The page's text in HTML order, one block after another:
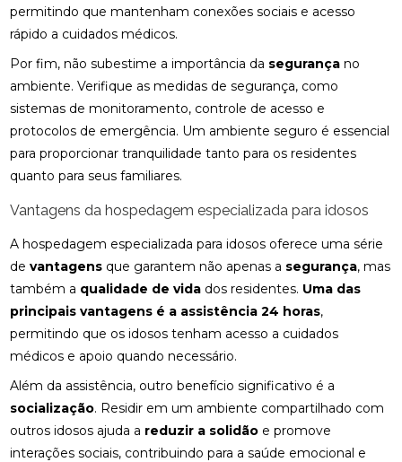
permitindo que mantenham conexões sociais e acesso
rápido a cuidados médicos.
Por fim, não subestime a importância da segurança no
ambiente. Verifique as medidas de segurança, como
sistemas de monitoramento, controle de acesso e
protocolos de emergência. Um ambiente seguro é essencial
para proporcionar tranquilidade tanto para os residentes
quanto para seus familiares.
Vantagens da hospedagem especializada para idosos
A hospedagem especializada para idosos oferece uma série
devantagens que garantem não apenas a segurança, mas
também a qualidade de vida dos residentes. Uma das
principais vantagens é a assistência 24 horas,
permitindo que os idosos tenham acesso a cuidados
médicos e apoio quando necessário.
Além da assistência, outro benefício significativo é a
socialização. Residir em um ambiente compartilhado com
outros idosos ajuda a reduzir a solidão e promove
interações sociais, contribuindo para a saúde emocional e